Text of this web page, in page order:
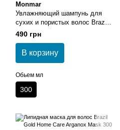
Monmar
Увлажняющий шампунь для
сухих и пористых волос Brazil
Gold Home Care Aqua Shimmer
Shampoo 300 мл
490 грн
В корзину
Обьем мл
300